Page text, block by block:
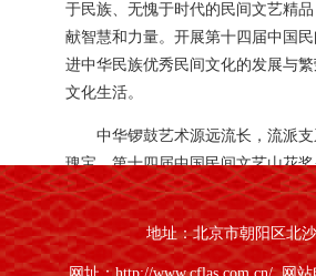
于民族、无愧于时代的民间文艺精
献智慧和力量。开展第十四届中国
进中华民族优秀民间文化的发展与
文化生活。
中华锣鼓艺术源远流长，流派
瑰宝。第十四届中国民间文艺山花
治区的汉、藏、维吾尔、蒙古等18
间鼓舞鼓乐表演队伍齐聚一堂，为
地址：北京市朝阳区北